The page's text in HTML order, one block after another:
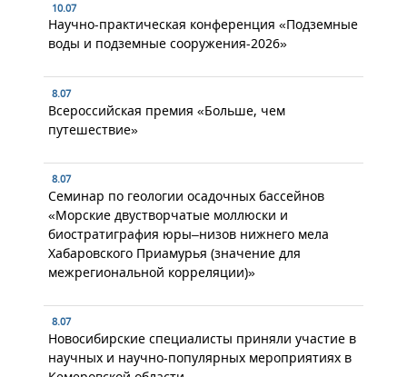
10.07
Научно-практическая конференция «Подземные
воды и подземные сооружения-2026»
8.07
Всероссийская премия «Больше, чем
путешествие»
8.07
Семинар по геологии осадочных бассейнов
«Морские двустворчатые моллюски и
биостратиграфия юры–низов нижнего мела
Хабаровского Приамурья (значение для
межрегиональной корреляции)»
8.07
Новосибирские специалисты приняли участие в
научных и научно-популярных мероприятиях в